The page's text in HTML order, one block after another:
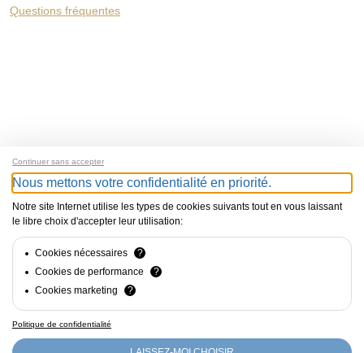
Questions fréquentes
Photos deAnoush Abrar
Continuer sans accepter
Nous mettons votre confidentialité en priorité.
Notre site Internet utilise les types de cookies suivants tout en vous laissant
le libre choix d'accepter leur utilisation:
Cookies nécessaires
?
Cookies de performance
?
Cookies marketing
?
Politique de confidentialité